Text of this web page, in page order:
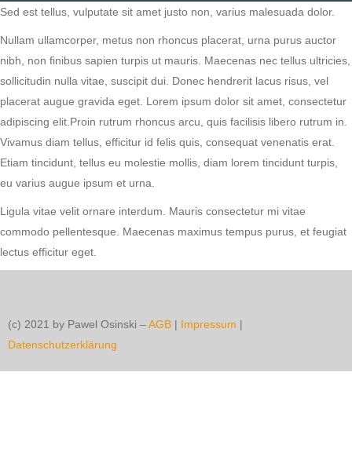
Sed est tellus, vulputate sit amet justo non, varius malesuada dolor.
Nullam ullamcorper, metus non rhoncus placerat, urna purus auctor
nibh, non finibus sapien turpis ut mauris. Maecenas nec tellus ultricies,
sollicitudin nulla vitae, suscipit dui. Donec hendrerit lacus risus, vel
placerat augue gravida eget. Lorem ipsum dolor sit amet, consectetur
adipiscing elit.Proin rutrum rhoncus arcu, quis facilisis libero rutrum in.
Vivamus diam tellus, efficitur id felis quis, consequat venenatis erat.
Etiam tincidunt, tellus eu molestie mollis, diam lorem tincidunt turpis,
eu varius augue ipsum et urna.
Ligula vitae velit ornare interdum. Mauris consectetur mi vitae
commodo pellentesque. Maecenas maximus tempus purus, et feugiat
lectus efficitur eget.
(c) 2021 by Pawel Osinski –AGB | Impressum |
Datenschutzerklärung